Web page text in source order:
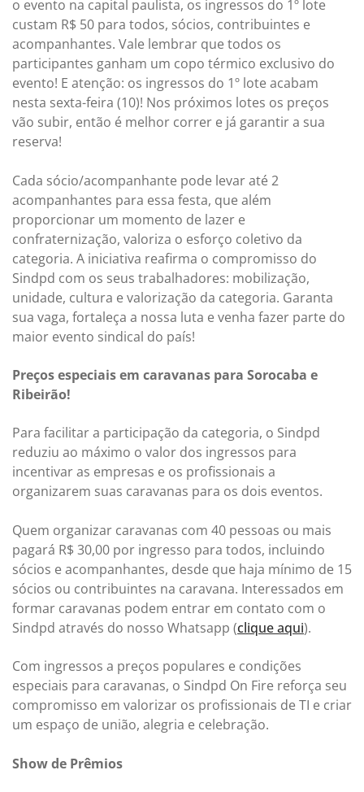
o evento na capital paulista, os ingressos do 1º lote
custam R$ 50 para todos, sócios, contribuintes e
acompanhantes. Vale lembrar que todos os
participantes ganham um copo térmico exclusivo do
evento! E atenção: os ingressos do 1º lote acabam
nesta sexta-feira (10)! Nos próximos lotes os preços
vão subir, então é melhor correr e já garantir a sua
reserva!
Cada sócio/acompanhante pode levar até 2
acompanhantes para essa festa, que além
proporcionar um momento de lazer e
confraternização, valoriza o esforço coletivo da
categoria. A iniciativa reafirma o compromisso do
Sindpd com os seus trabalhadores: mobilização,
unidade, cultura e valorização da categoria. Garanta
sua vaga, fortaleça a nossa luta e venha fazer parte do
maior evento sindical do país!
Preços especiais em caravanas para Sorocaba e
Ribeirão!
Para facilitar a participação da categoria, o Sindpd
reduziu ao máximo o valor dos ingressos para
incentivar as empresas e os profissionais a
organizarem suas caravanas para os dois eventos.
Quem organizar caravanas com 40 pessoas ou mais
pagará R$ 30,00 por ingresso para todos, incluindo
sócios e acompanhantes, desde que haja mínimo de 15
sócios ou contribuintes na caravana. Interessados em
formar caravanas podem entrar em contato com o
Sindpd através do nosso Whatsapp (clique aqui).
Com ingressos a preços populares e condições
especiais para caravanas, o Sindpd On Fire reforça seu
compromisso em valorizar os profissionais de TI e criar
um espaço de união, alegria e celebração.
Show de Prêmios